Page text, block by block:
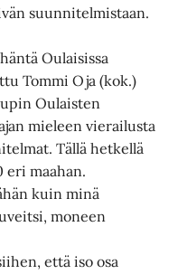
suunnitelmistaan.
Oulaisissa
Tommi Oja (kok.)
Oulaisten
mieleen vierailusta
Tällä hetkellä
eri maahan.
kuin minä
moneen
että iso osa